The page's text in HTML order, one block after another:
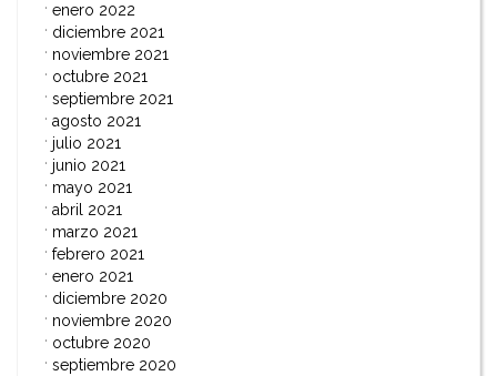
enero 2022
diciembre 2021
noviembre 2021
octubre 2021
septiembre 2021
agosto 2021
julio 2021
junio 2021
mayo 2021
abril 2021
marzo 2021
febrero 2021
enero 2021
diciembre 2020
noviembre 2020
octubre 2020
septiembre 2020